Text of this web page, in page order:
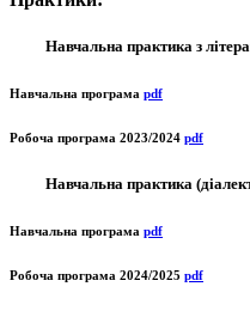
Навчальна практика з
Навчальна програма pdf
Робоча програма 2023/2024 pdf
Навчальна практика
Навчальна програма pdf
Робоча програма 2024/2025 pdf